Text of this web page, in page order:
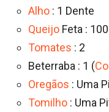
Alho : 1 Dente
Queijo Feta :
Tomates : 2
Beterraba : 1 (
Oregãos : Uma
Tomilho : Uma